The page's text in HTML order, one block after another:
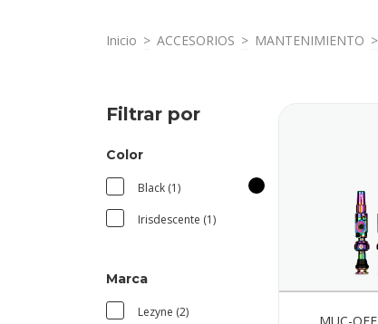
Inicio > ACCESORIOS > MANTENIMIENTO >
Filtrar por
Color
Black (1)
Irisdescente (1)
Marca
Lezyne (2)
MUC-